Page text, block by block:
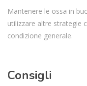
Mantenere le ossa in
utilizzare altre strategie
condizione generale.
Consigli